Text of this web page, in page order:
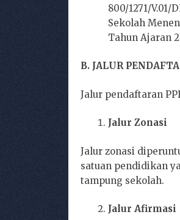
800/1271/
Sekolah
Tahun Ajaran
B. JALUR
Jalur pendaftaran
Jalur Zonasi
Jalur zonasi
satuan pendidikan
tampung sekolah.
Jalur Afirmasi